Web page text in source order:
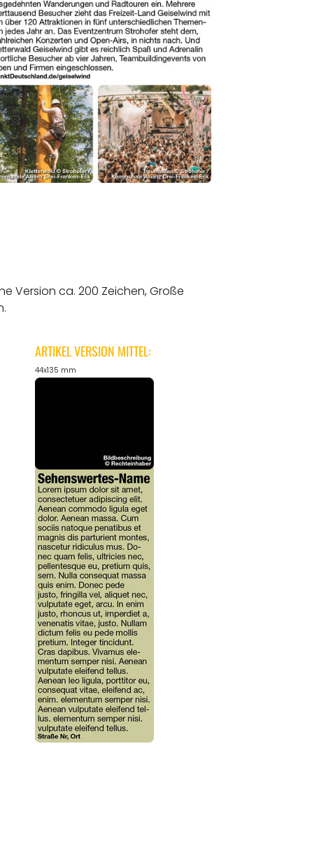
Version ca. 200 Zeichen, Große
ARTIKEL VERSION MITTEL:
44x135 mm